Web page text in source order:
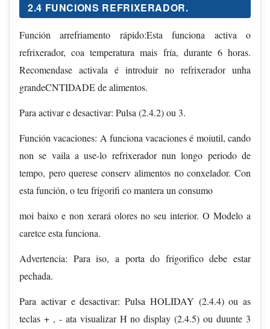
2.4 FUNCIONS REFRIXERADOR.
Función arrefriamento rápido:Esta funciona activa o
refrixerador, coa temperatura mais fría, durante 6 horas.
Recomendase activala é introduir no refrixerador unha
grandeCNTIDADE de alimentos.
Para activar e desactivar: Pulsa (2.4.2) ou 3.
Función vacaciones: A funciona vacaciones é moiutil, cando
non se vaila a use-lo refrixerador nun longo periodo de
tempo, pero querese conserv alimentos no conxelador. Con
esta función, o teu frigorifi co mantera un consumo
moi baixo e non xerará olores no seu interior. O Modelo a
caretce esta funciona.
Advertencia: Para iso, a porta do frigorifico debe estar
pechada.
Para activar e desactivar: Pulsa HOLIDAY (2.4.4) ou as
teclas + , - ata visualizar H no display (2.4.5) ou duunte 3